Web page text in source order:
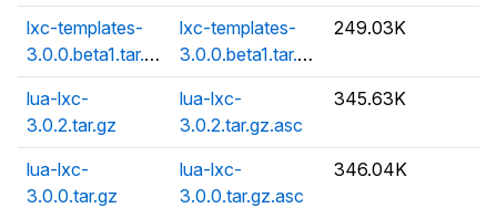
lxc-templates-
3.0.0.beta1.tar.gz
lxc-templates-
3.0.0.beta1.tar.gz.asc
249.03K
lua-lxc-
3.0.2.tar.gz
lua-lxc-
3.0.2.tar.gz.asc
345.63K
lua-lxc-
3.0.0.tar.gz
lua-lxc-
3.0.0.tar.gz.asc
346.04K